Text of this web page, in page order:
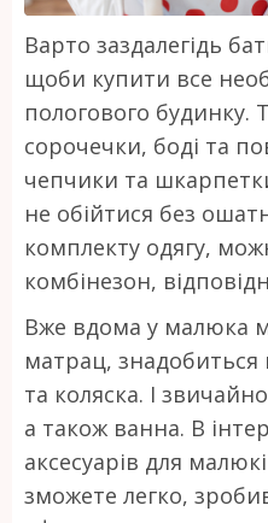
Варто заздалегідь
щоби купити все
пологового будинку.
сорочечки, боді та
чепчики та
не обійтися без
комплекту одягу,
комбінезон,
Вже вдома у малюка
матрац,
та коляска. І
а також ванна. В
аксесуарів для
зможете легко,